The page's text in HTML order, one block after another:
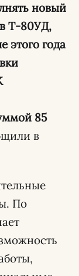
новый
Т-80УД,
этого года
85
в
По